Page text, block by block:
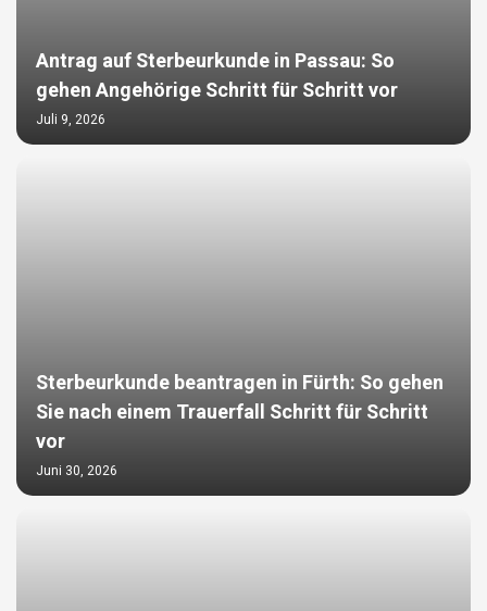
Antrag auf Sterbeurkunde in Passau: So
gehen Angehörige Schritt für Schritt vor
Juli 9, 2026
Sterbeurkunde beantragen in Fürth: So gehen
Sie nach einem Trauerfall Schritt für Schritt
vor
Juni 30, 2026